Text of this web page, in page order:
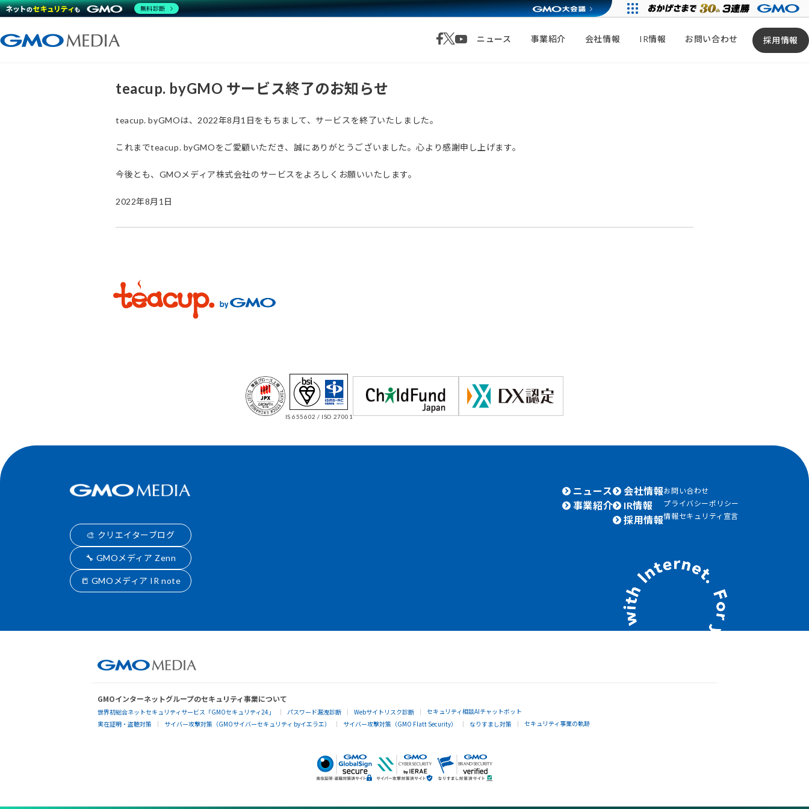
ニュース 事業紹介 会社情報 IR情報 お問い合わせ 採用情報
teacup. byGMO サービス終了のお知らせ
teacup. byGMOは、2022年8月1日をもちまして、サービスを終了いたしました。
これまでteacup. byGMOをご愛顧いただき、誠にありがとうございました。心より感謝申し上げます。
今後とも、GMOメディア株式会社のサービスをよろしくお願いいたします。
2022年8月1日
IS 655602 / ISO 27001
🎨 クリエイターブログ
🔧 GMOメディア Zenn
📒 GMOメディア IR note
ニュース
事業紹介
会社情報
IR情報
採用情報
お問い合わせ
プライバシーポリシー
情報セキュリティ宣言
GMOインターネットグループのセキュリティ事業について
世界初総合ネットセキュリティサービス「GMOセキュリティ24」 パスワード漏洩診断 Webサイトリスク診断
セキュリティ相談AIチャットボット
実在証明・盗聴対策
サイバー攻撃対策（GMOサイバーセキュリティ byイエラエ） サイバー攻撃対策（GMO Flatt Security） なりすまし対策 セキュリティ事業の軌跡
無料診断